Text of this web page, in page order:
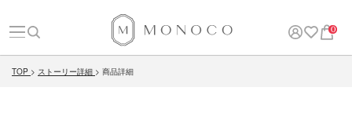
0
TOP ストーリー詳細 商品詳細